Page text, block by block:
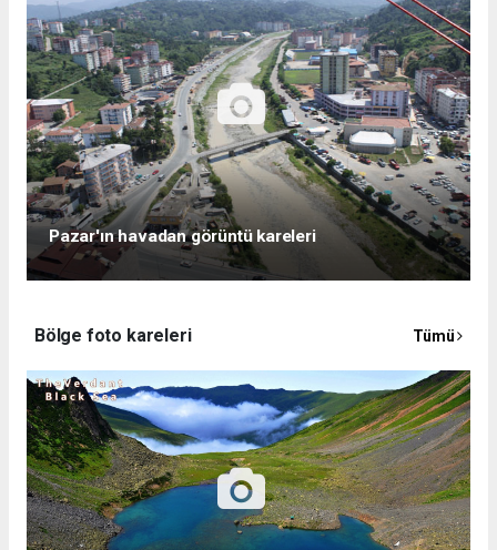
Pazar'ın havadan görüntü kareleri
Bölge foto kareleri Tümü